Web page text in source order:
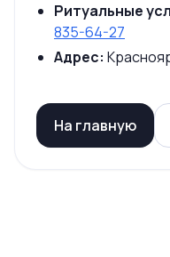
Ритуальные
835-64-27
Адрес:
На главную